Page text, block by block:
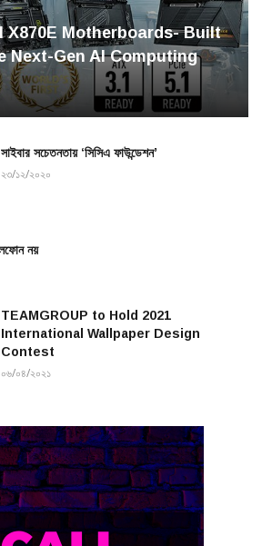
X870E Motherboards- Built
Next-Gen AI Computing
সাইবার সচেতনতায় ‘সিসিএ ফাউন্ডেশন’
২৩/১২/২০২০
নয়
TEAMGROUP to Hold 2021
International Wallpaper Design
Contest
০৬/০৪/২০২১